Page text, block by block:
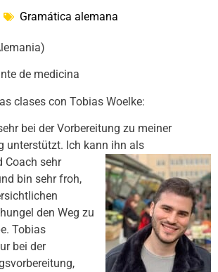
Gramática alemana
de medicina
clases con Tobias Woelke:
bei der Vorbereitung zu meiner
unterstützt. Ich kann ihn als
Coach sehr
bin sehr froh,
den Weg zu
Tobias
bei der